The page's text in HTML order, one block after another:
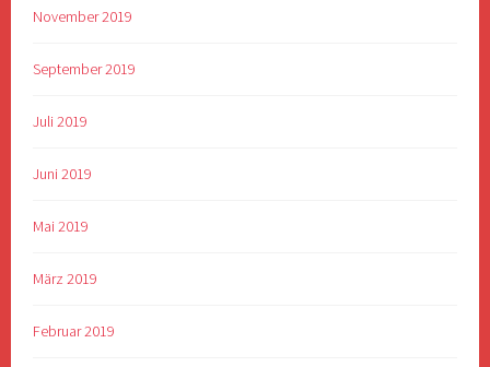
November 2019
September 2019
Juli 2019
Juni 2019
Mai 2019
März 2019
Februar 2019